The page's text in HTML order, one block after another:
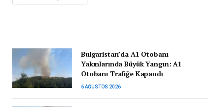
Bulgaristan’da A1 Otobanı
Yakınlarında Büyük Yangın: A1
Otobanı Trafiğe Kapandı
6 AĞUSTOS 2026